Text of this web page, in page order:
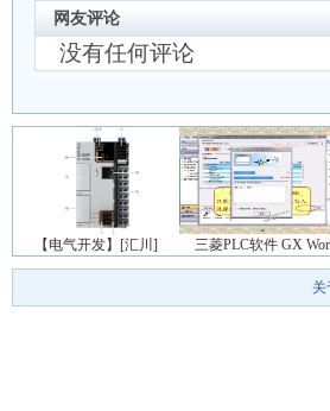
网友评论
没有任何评论
【电气开发】[汇川] 三菱PLC软件 GX Wor
关